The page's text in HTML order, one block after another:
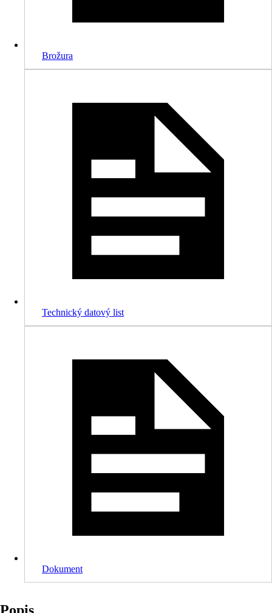
Brožura
Technický datový list
Dokument